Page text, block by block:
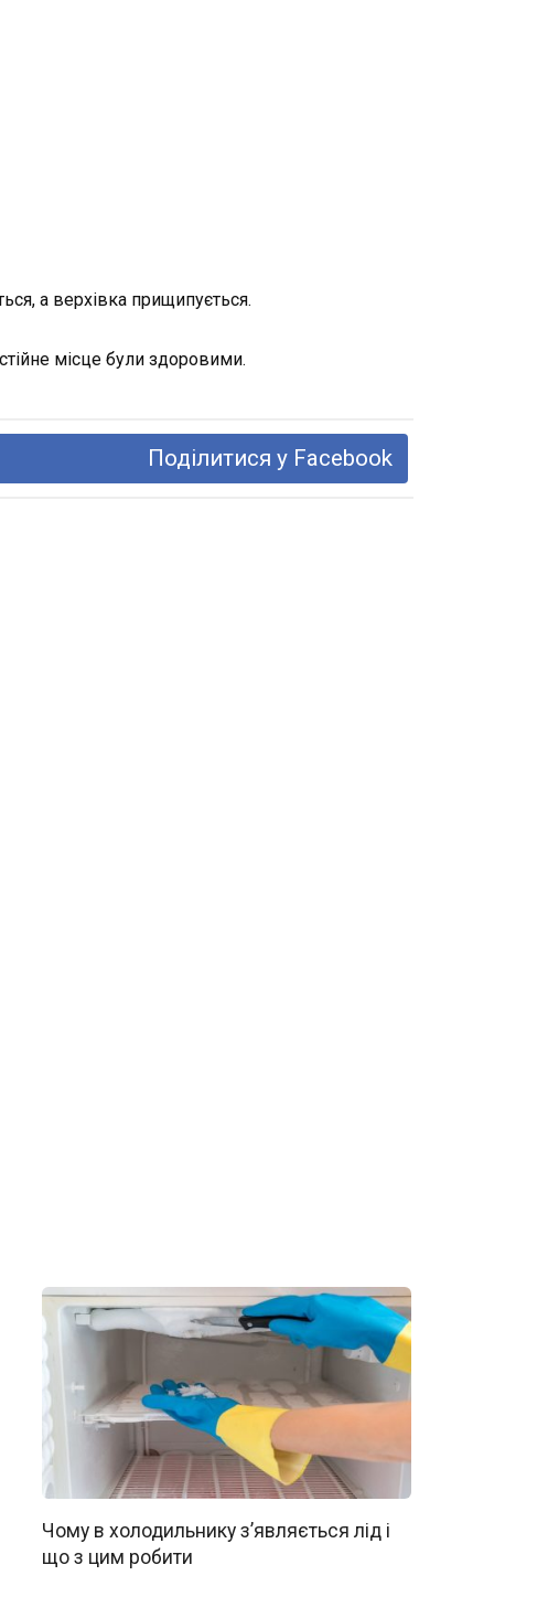
а верхівка прищипується.
місце були здоровими.
Поділитися у Facebook
Чому в холодильнику з’являється лід і
що з цим робити